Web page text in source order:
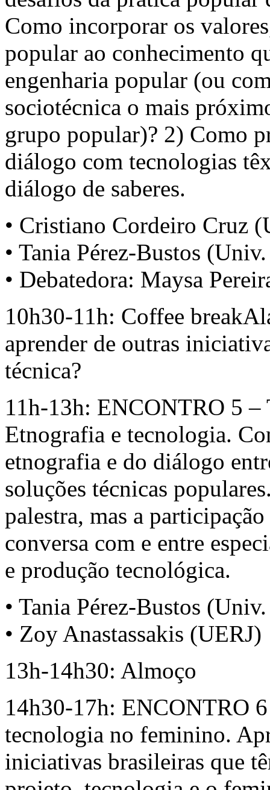
Como incorporar os
popular ao conhecimento
engenharia popular (ou
sociotécnica o mais
grupo popular)? 2) Como
diálogo com tecnologias
diálogo de saberes.
• Cristiano Cordeiro Cruz
• Tania Pérez-Bustos
• Debatedora: Maysa
10h30-11h: Coffee
aprender de outras
técnica?
11h-13h: ENCONTRO 5 –
Etnografia e tecnologia.
etnografia e do diálogo
soluções técnicas
palestra, mas a
conversa com e entre
e produção tecnológica.
• Tania Pérez-Bustos
• Zoy Anastassakis (UERJ)
13h-14h30: Almoço
14h30-17h: ENCONTRO
tecnologia no feminino.
iniciativas brasileiras que